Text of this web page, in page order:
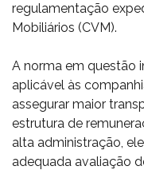
regulamentação
Mobiliários (CVM).
A norma em questão
aplicável às
assegurar maior
estrutura de
alta administração,
adequada avaliação